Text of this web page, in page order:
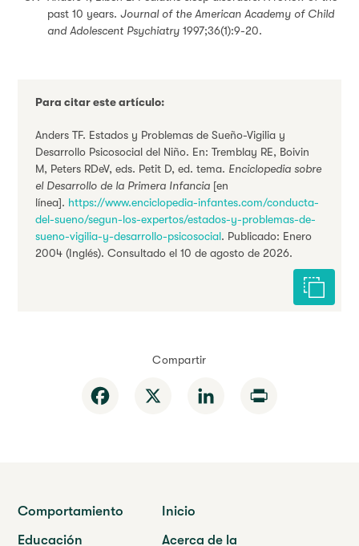
past 10 years. Journal of the American Academy of Child
and Adolescent Psychiatry 1997;36(1):9-20.
Para citar este artículo:
Anders TF. Estados y Problemas de Sueño-Vigilia y
Desarrollo Psicosocial del Niño. En: Tremblay RE, Boivin
M, Peters RDeV, eds. Petit D, ed. tema. Enciclopedia sobre
el Desarrollo de la Primera Infancia [en
línea]. https://www.enciclopedia-infantes.com/conducta-
del-sueno/segun-los-expertos/estados-y-problemas-de-
sueno-vigilia-y-desarrollo-psicosocial. Publicado: Enero
2004 (Inglés). Consultado el 10 de agosto de 2026.
Citar
Compartir
Facebook LinkedIn
Comportamiento
Educación
Inicio
Acerca de la